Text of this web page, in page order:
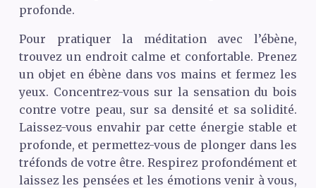
profonde.
Pour pratiquer la méditation avec l’ébène,
trouvez un endroit calme et confortable. Prenez
un objet en ébène dans vos mains et fermez les
yeux. Concentrez-vous sur la sensation du bois
contre votre peau, sur sa densité et sa solidité.
Laissez-vous envahir par cette énergie stable et
profonde, et permettez-vous de plonger dans les
tréfonds de votre être. Respirez profondément et
laissez les pensées et les émotions venir à vous,